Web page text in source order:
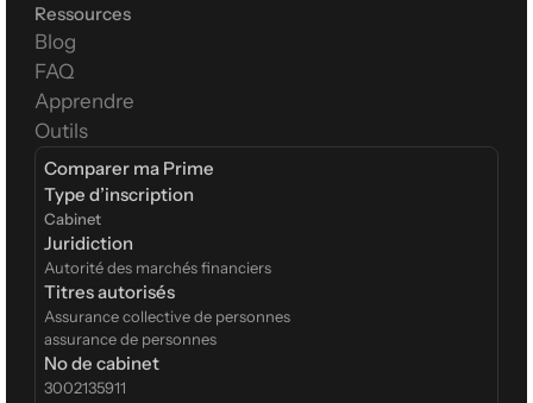
Ressources
Blog
FAQ
Apprendre
Outils
Comparer ma Prime
Type d’inscription
Cabinet
Juridiction
Autorité des marchés financiers
Titres autorisés
Assurance collective de personnes
assurance de personnes
No de cabinet
3002135911